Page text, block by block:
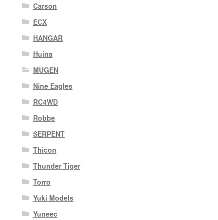
Carson
ECX
HANGAR
Huina
MUGEN
Nine Eagles
RC4WD
Robbe
SERPENT
Thicon
Thunder Tiger
Torro
Yuki Models
Yuneec